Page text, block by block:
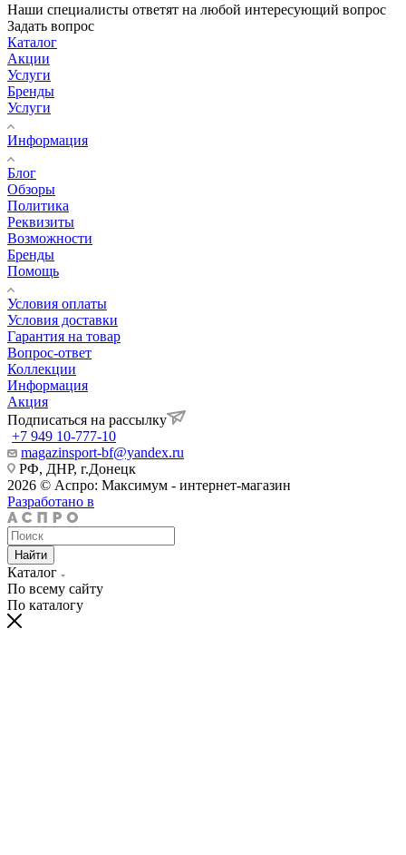
Наши специалисты ответят на любой интересующий вопрос
Задать вопрос
Каталог
Акции
Услуги
Бренды
Услуги
Информация
Блог
Обзоры
Политика
Реквизиты
Возможности
Бренды
Помощь
Условия оплаты
Условия доставки
Гарантия на товар
Вопрос-ответ
Коллекции
Информация
Акция
Подписаться на рассылку
+7 949 10-777-10
magazinsport-bf@yandex.ru
РФ, ДНР, г.Донецк
2026 © Аспро: Максимум - интернет-магазин
Разработано в
Найти
Каталог
По всему сайту
По каталогу